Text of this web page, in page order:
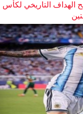
الهداف التاريخي لكأس